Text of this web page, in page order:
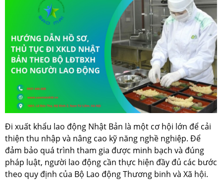
Đi xuất khẩu lao động Nhật Bản là một cơ hội lớn để cải
thiện thu nhập và nâng cao kỹ năng nghề nghiệp. Để
đảm bảo quá trình tham gia được minh bạch và đúng
pháp luật, người lao động cần thực hiện đầy đủ các bước
theo quy định của Bộ Lao động Thương binh và Xã hội.